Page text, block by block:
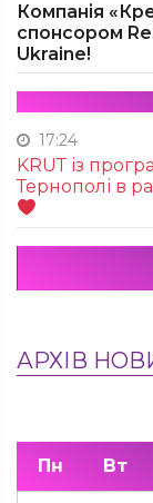
Компанія
спонсором
Ukraine!
17:24
KRUТ із
Тернополі в
АРХІВ
Пн Вт